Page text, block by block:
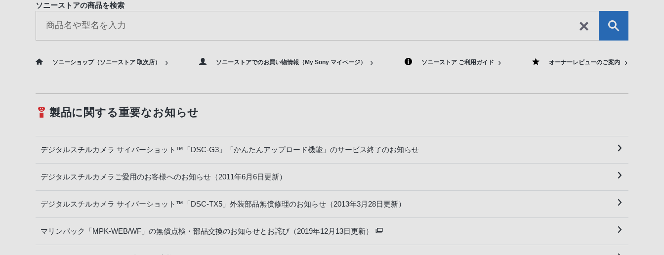
ソニーストアの商品を検索
ソニーショップ（ソニーストア 取次店） ソニーストアでのお買い物情報（My Sony マイページ） ソニーストア ご利用ガイド オーナーレビューのご案内
製品に関する重要なお知らせ
デジタルスチルカメラ サイバーショット™「DSC-G3」「かんたんアップロード機能」のサービス終了のお知らせ
デジタルスチルカメラご愛用のお客様へのお知らせ（2011年6月6日更新）
デジタルスチルカメラ サイバーショット™「DSC-TX5」外装部品無償修理のお知らせ（2013年3月28日更新）
マリンパック「MPK-WEB/WF」の無償点検・部品交換のお知らせとお詫び（2019年12月13日更新）